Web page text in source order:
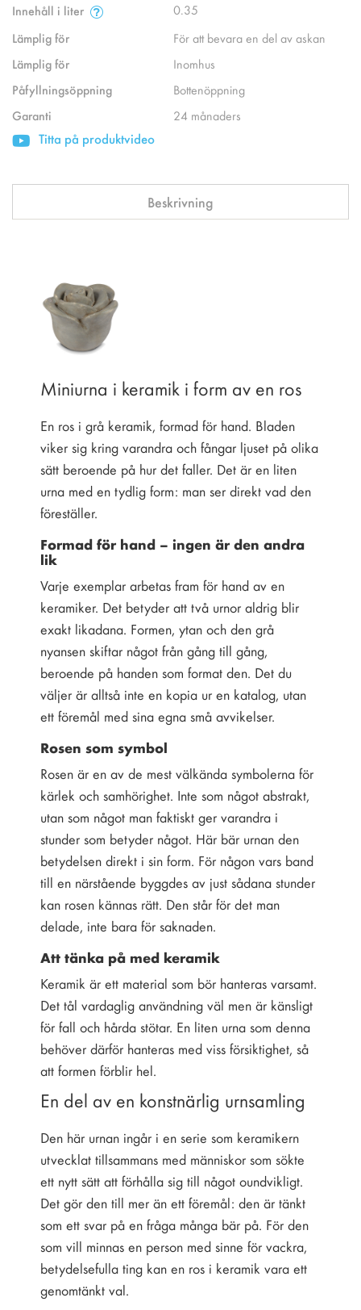
Innehåll i liter
0.35
Lämplig för
För att bevara en del av askan
Lämplig för
Inomhus
Påfyllningsöppning
Bottenöppning
Garanti
24 månaders
Titta på produktvideo
Beskrivning
Miniurna i keramik i form av en ros
En ros i grå keramik, formad för hand. Bladen
viker sig kring varandra och fångar ljuset på olika
sätt beroende på hur det faller. Det är en liten
urna med en tydlig form: man ser direkt vad den
föreställer.
Formad för hand – ingen är den andra
lik
Varje exemplar arbetas fram för hand av en
keramiker. Det betyder att två urnor aldrig blir
exakt likadana. Formen, ytan och den grå
nyansen skiftar något från gång till gång,
beroende på handen som format den. Det du
väljer är alltså inte en kopia ur en katalog, utan
ett föremål med sina egna små avvikelser.
Rosen som symbol
Rosen är en av de mest välkända symbolerna för
kärlek och samhörighet. Inte som något abstrakt,
utan som något man faktiskt ger varandra i
stunder som betyder något. Här bär urnan den
betydelsen direkt i sin form. För någon vars band
till en närstående byggdes av just sådana stunder
kan rosen kännas rätt. Den står för det man
delade, inte bara för saknaden.
Att tänka på med keramik
Keramik är ett material som bör hanteras varsamt.
Det tål vardaglig användning väl men är känsligt
för fall och hårda stötar. En liten urna som denna
behöver därför hanteras med viss försiktighet, så
att formen förblir hel.
En del av en konstnärlig urnsamling
Den här urnan ingår i en serie som keramikern
utvecklat tillsammans med människor som sökte
ett nytt sätt att förhålla sig till något oundvikligt.
Det gör den till mer än ett föremål: den är tänkt
som ett svar på en fråga många bär på. För den
som vill minnas en person med sinne för vackra,
betydelsefulla ting kan en ros i keramik vara ett
genomtänkt val.